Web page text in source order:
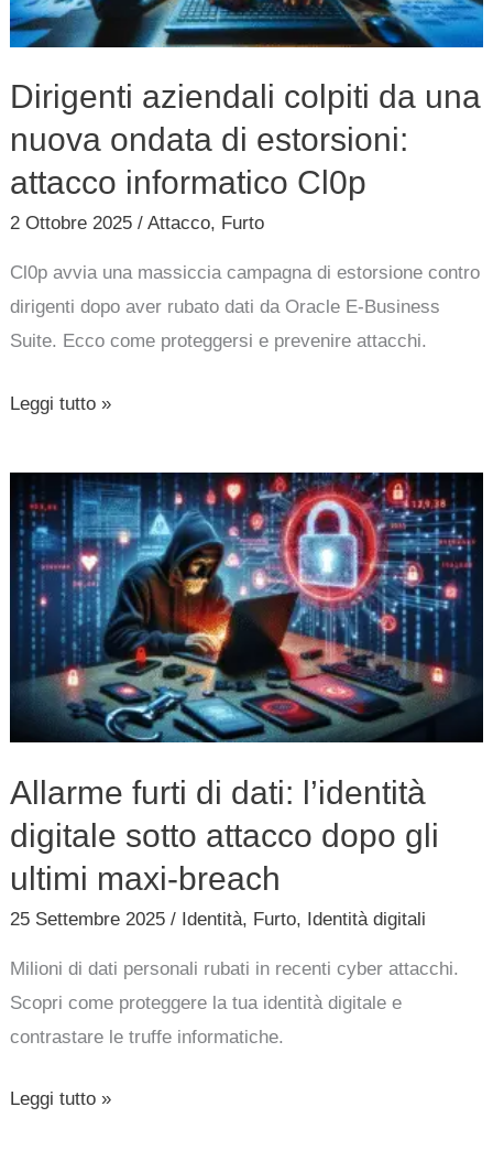
Dirigenti aziendali colpiti da una
nuova ondata di estorsioni:
attacco informatico Cl0p
2 Ottobre 2025/Attacco, Furto
Cl0p avvia una massiccia campagna di estorsione contro
dirigenti dopo aver rubato dati da Oracle E-Business
Suite. Ecco come proteggersi e prevenire attacchi.
di
attacco
informatico
Cl0p
Leggi tutto »
Allarme furti di dati: l’identità
digitale sotto attacco dopo gli
ultimi maxi-breach
25 Settembre 2025/ Identità, Furto, Identità digitali
Milioni di dati personali rubati in recenti cyber attacchi.
Scopri come proteggere la tua identità digitale e
contrastare le truffe informatiche.
Allarme
furti
di
dati:
l’identità
digitale
sotto
attacco
gli
ultimi
maxi-
Leggi tutto »